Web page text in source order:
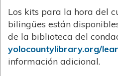
Los kits para la hora del
bilingües están
de la biblioteca del
yolocountylibrary.org/
información adicional.